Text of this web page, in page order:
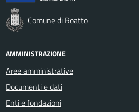
Comune di Roatto
AMMINISTRAZIONE
Aree amministrative
Documenti e dati
Enti e fondazioni